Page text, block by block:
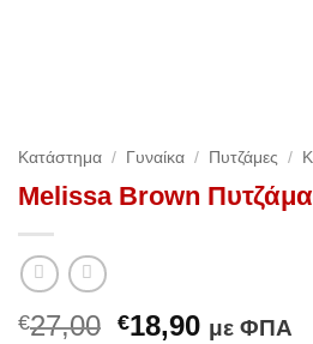
Κατάστημα / Γυναίκα / Πυτζάμες /
Melissa Brown
€27,00 Original
€18,90Ημε ΦΠΑ